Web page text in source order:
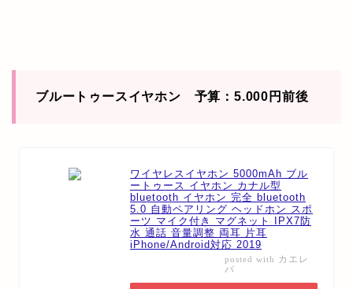
ブルートゥースイヤホン 予算：5.000円前後
ワイヤレスイヤホン 5000mAh ブル
ートゥース イヤホン カナル型
bluetooth イヤホン 完全 bluetooth
5.0 自動ペアリング ヘッドホン スポ
ーツ マイク付き マグネット IPX7防
水 通話 音量調整 両耳 片耳
iPhone/Android対応 2019
posted with カエレ
バ